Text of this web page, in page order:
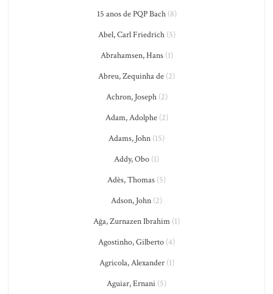
15 anos de PQP Bach(8)
Abel, Carl Friedrich(5)
Abrahamsen, Hans(1)
Abreu, Zequinha de (2)
Achron, Joseph(2)
Adam, Adolphe(2)
Adams, John (15)
Addy, Obo (1)
Adès, Thomas (5)
Adson, John (2)
Ağa, Zurnazen Ibrahim (1)
Agostinho, Gilberto (4)
Agricola, Alexander(1)
Aguiar, Ernani (5)